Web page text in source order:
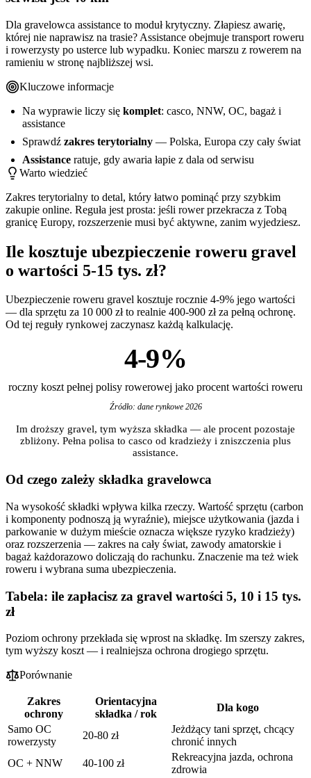
Dla gravelowca assistance to moduł krytyczny. Złapiesz awarię,
której nie naprawisz na trasie? Assistance obejmuje transport roweru
i rowerzysty po usterce lub wypadku. Koniec marszu z rowerem na
ramieniu w stronę najbliższej wsi.
Kluczowe informacje
Na wyprawie liczy się komplet: casco, NNW, OC, bagaż i
assistance
Sprawdź zakres terytorialny — Polska, Europa czy cały świat
Assistance ratuje, gdy awaria łapie z dala od serwisu
Warto wiedzieć
Zakres terytorialny to detal, który łatwo pominąć przy szybkim
zakupie online. Reguła jest prosta: jeśli rower przekracza z Tobą
granicę Europy, rozszerzenie musi być aktywne, zanim wyjedziesz.
Ile kosztuje ubezpieczenie roweru gravel
o wartości 5-15 tys. zł?
Ubezpieczenie roweru gravel kosztuje rocznie 4-9% jego wartości
— dla sprzętu za 10 000 zł to realnie 400-900 zł za pełną ochronę.
Od tej reguły rynkowej zaczynasz każdą kalkulację.
4-9%
roczny koszt pełnej polisy rowerowej jako procent wartości roweru
Źródło: dane rynkowe 2026
Im droższy gravel, tym wyższa składka — ale procent pozostaje
zbliżony. Pełna polisa to casco od kradzieży i zniszczenia plus
assistance.
Od czego zależy składka gravelowca
Na wysokość składki wpływa kilka rzeczy. Wartość sprzętu (carbon
i komponenty podnoszą ją wyraźnie), miejsce użytkowania (jazda i
parkowanie w dużym mieście oznacza większe ryzyko kradzieży)
oraz rozszerzenia — zakres na cały świat, zawody amatorskie i
bagaż każdorazowo doliczają do rachunku. Znaczenie ma też wiek
roweru i wybrana suma ubezpieczenia.
Tabela: ile zapłacisz za gravel wartości 5, 10 i 15 tys.
zł
Poziom ochrony przekłada się wprost na składkę. Im szerszy zakres,
tym wyższy koszt — i realniejsza ochrona drogiego sprzętu.
Porównanie
Zakres
ochrony
Orientacyjna
składka / rok
Dla kogo
Samo OC
rowerzysty
20-80 zł
Jeżdżący tani sprzęt, chcący
chronić innych
OC + NNW
40-100 zł
Rekreacyjna jazda, ochrona
zdrowia